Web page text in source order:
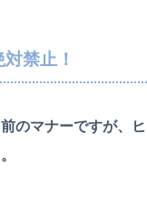
禁止！
のマナーですが、